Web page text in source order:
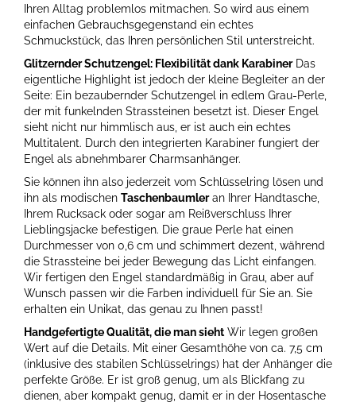
Ihren Alltag problemlos mitmachen. So wird aus einem
einfachen Gebrauchsgegenstand ein echtes
Schmuckstück, das Ihren persönlichen Stil unterstreicht.
Glitzernder Schutzengel: Flexibilität dank KarabinerDas
eigentliche Highlight ist jedoch der kleine Begleiter an der
Seite: Ein bezaubernder Schutzengel in edlem Grau-Perle,
der mit funkelnden Strassteinen besetzt ist. Dieser Engel
sieht nicht nur himmlisch aus, er ist auch ein echtes
Multitalent. Durch den integrierten Karabiner fungiert der
Engel als abnehmbarer Charmsanhänger.
Sie können ihn also jederzeit vom Schlüsselring lösen und
ihn als modischen Taschenbaumleran Ihrer Handtasche,
Ihrem Rucksack oder sogar am Reißverschluss Ihrer
Lieblingsjacke befestigen. Die graue Perle hat einen
Durchmesser von 0,6 cm und schimmert dezent, während
die Strassteine bei jeder Bewegung das Licht einfangen.
Wir fertigen den Engel standardmäßig in Grau, aber auf
Wunsch passen wir die Farben individuell für Sie an. Sie
erhalten ein Unikat, das genau zu Ihnen passt!
Handgefertigte Qualität, die man sieht Wir legen großen
Wert auf die Details. Mit einer Gesamthöhe von ca. 7,5 cm
(inklusive des stabilen Schlüsselrings) hat der Anhänger die
perfekte Größe. Er ist groß genug, um als Blickfang zu
dienen, aber kompakt genug, damit er in der Hosentasche